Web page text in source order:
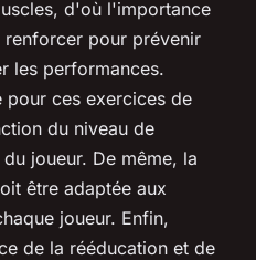
d'où l'importance
pour prévenir
les performances.
pour ces exercices de
du niveau de
joueur. De même, la
être adaptée aux
joueur. Enfin,
de la rééducation et de